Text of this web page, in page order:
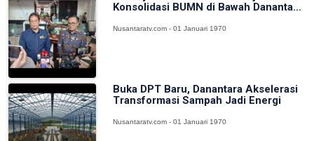
Konsolidasi BUMN di Bawah Dananta...
Nusantaratv.com - 01 Januari 1970
Buka DPT Baru, Danantara Akselerasi
Transformasi Sampah Jadi Energi
Nusantaratv.com - 01 Januari 1970